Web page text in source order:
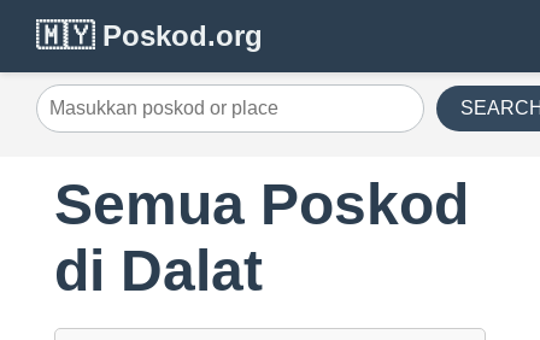
🇲🇾 Poskod.org
Semua Poskod
di Dalat